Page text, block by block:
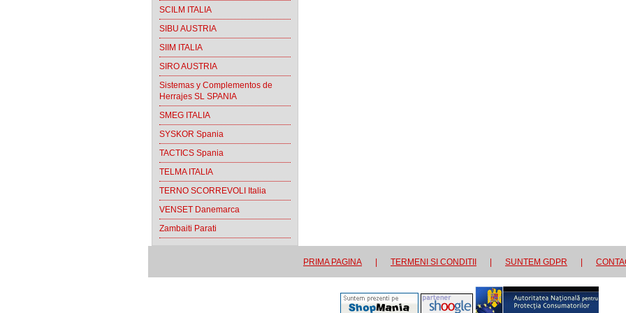
SCILM ITALIA
SIBU AUSTRIA
SIIM ITALIA
SIRO AUSTRIA
Sistemas y Complementos de
Herrajes SL SPANIA
SMEG ITALIA
SYSKOR Spania
TACTICS Spania
TELMA ITALIA
TERNO SCORREVOLI Italia
VENSET Danemarca
Zambaiti Parati
PRIMA PAGINA TERMENI SI CONDITII SUNTEM GDPR